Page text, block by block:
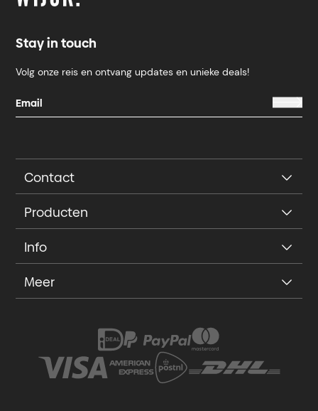
Stay in touch
Volg onze reis en ontvang updates en unieke deals!
Contact
Producten
Info
Meer